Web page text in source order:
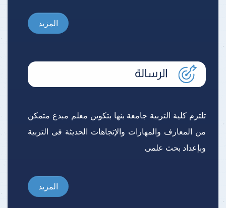
المزيد
تلتزم كلية التربية جامعة بنها بتكوين معلم مبدع متمكن
من المعارف والمهارات والإتجاهات الحديثة فى التربية
وبإعداد بحث علمى
المزيد